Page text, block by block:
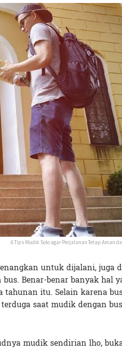
6 Tips Mudik Solo agar Perjalanan Tetap Aman
untuk dijalani, juga
Benar-benar banyak hal
itu. Selain karena
saat mudik dengan
mudik sendirian lho,